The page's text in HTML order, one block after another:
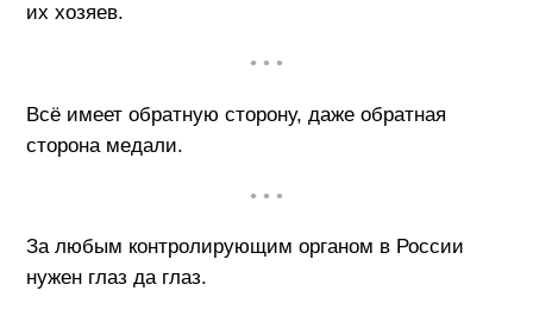
их хозяев.
• • •
Всё имеет обратную сторону, даже обратная
сторона медали.
• • •
За любым контролирующим органом в России
нужен глаз да глаз.